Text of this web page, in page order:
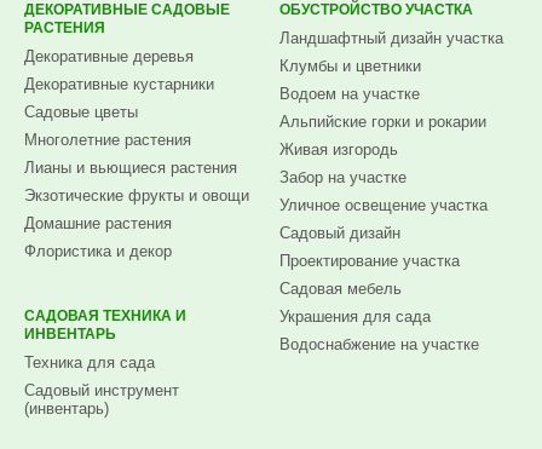
ДЕКОРАТИВНЫЕ САДОВЫЕ
РАСТЕНИЯ
Декоративные деревья
Декоративные кустарники
Садовые цветы
Многолетние растения
Лианы и вьющиеся растения
Экзотические фрукты и овощи
Домашние растения
Флористика и декор
САДОВАЯ ТЕХНИКА И
ИНВЕНТАРЬ
Техника для сада
Садовый инструмент
(инвентарь)
ОБУСТРОЙСТВО УЧАСТКА
Ландшафтный дизайн участка
Клумбы и цветники
Водоем на участке
Альпийские горки и рокарии
Живая изгородь
Забор на участке
Уличное освещение участка
Садовый дизайн
Проектирование участка
Садовая мебель
Украшения для сада
Водоснабжение на участке